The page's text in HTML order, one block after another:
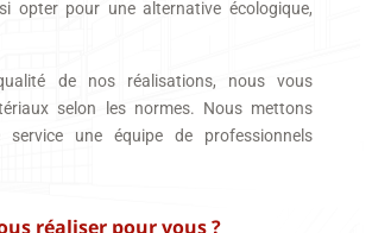
opter pour une alternative écologique,
de nos réalisations, nous vous
selon les normes. Nous mettons
une équipe de professionnels
réaliser pour vous ?